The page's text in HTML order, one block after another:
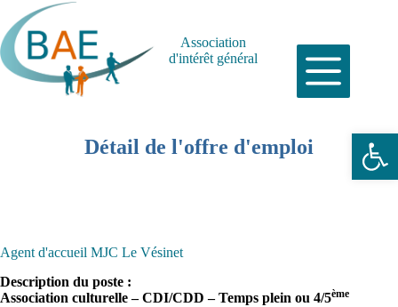
Ouvrir la barre d’outils
contenu
Association
d'intérêt général
Détail de l'offre d'emploi
Agent d'accueil MJC Le Vésinet
Description du poste :
Association culturelle – CDI/CDD – Temps plein ou 4/5ème